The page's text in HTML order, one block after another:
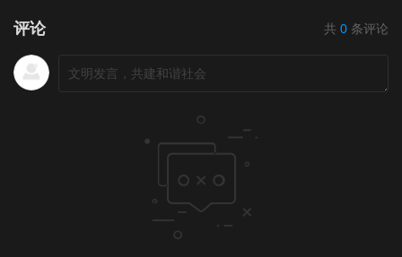
第20210328期
第20210509期
评论 共 0 条评论